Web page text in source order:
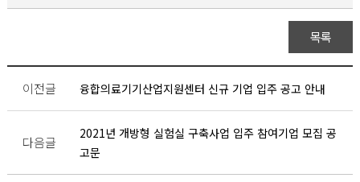
목록
이전글 융합의료기기산업지원센터 신규 기업 입주 공고 안내
다음글
2021년 개방형 실험실 구축사업 입주 참여기업 모집 공
고문